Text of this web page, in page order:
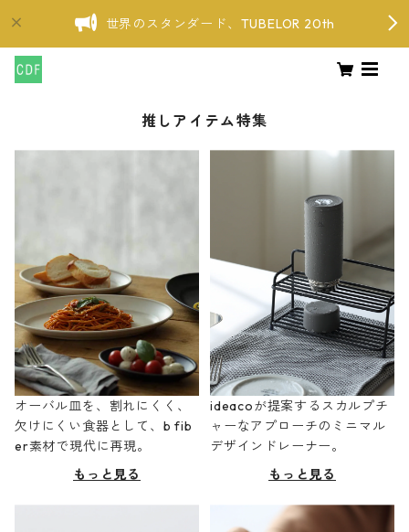
世界のスタンダード、TUBELOR 20th
推しアイテム特集
オーバル皿を、割れにくく、
欠けにくい食器として、b fib
er素材で現代に再現。
もっと見る
ideacoが提案するスカルプチ
ャーなアプローチのミニマル
デザインドレーナー。
もっと見る